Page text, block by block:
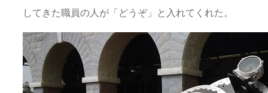
してきた職員の人が「どうぞ」と入れてくれた。